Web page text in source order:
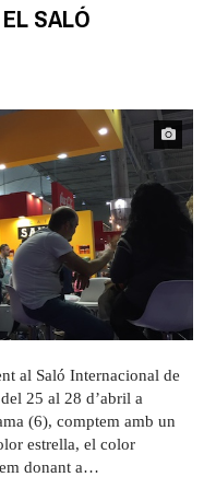
SALÓ
al Saló Internacional de
25 al 28 d’abril a
(6), comptem amb un
estrella, el color
donant a…